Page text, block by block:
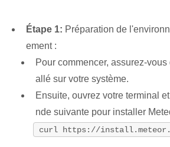
Étape 1: Préparation de
ement :
Pour commencer, assurez-
allé sur votre système.
Ensuite, ouvrez votre terminal
nde suivante pour installer
curl https://